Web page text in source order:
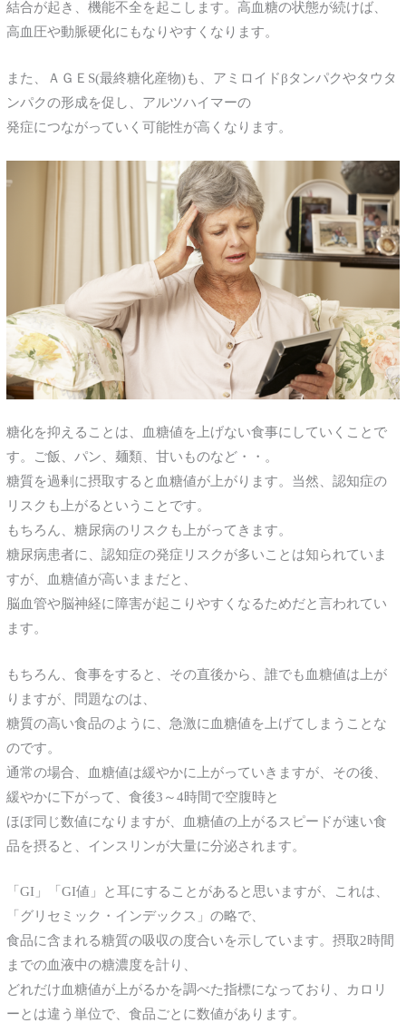
結合が起き、機能不全を起こします。高血糖の状態が続けば、
高血圧や動脈硬化にもなりやすくなります。
また、ＡＧＥS(最終糖化産物)も、アミロイドβタンパクやタウタ
ンパクの形成を促し、アルツハイマーの
発症につながっていく可能性が高くなります。
糖化を抑えることは、血糖値を上げない食事にしていくことで
す。ご飯、パン、麺類、甘いものなど・・。
糖質を過剰に摂取すると血糖値が上がります。当然、認知症の
リスクも上がるということです。
もちろん、糖尿病のリスクも上がってきます。
糖尿病患者に、認知症の発症リスクが多いことは知られていま
すが、血糖値が高いままだと、
脳血管や脳神経に障害が起こりやすくなるためだと言われてい
ます。
もちろん、食事をすると、その直後から、誰でも血糖値は上が
りますが、問題なのは、
糖質の高い食品のように、急激に血糖値を上げてしまうことな
のです。
通常の場合、血糖値は緩やかに上がっていきますが、その後、
緩やかに下がって、食後3～4時間で空腹時と
ほぼ同じ数値になりますが、血糖値の上がるスピードが速い食
品を摂ると、インスリンが大量に分泌されます。
「GI」「GI値」と耳にすることがあると思いますが、これは、
「グリセミック・インデックス」の略で、
食品に含まれる糖質の吸収の度合いを示しています。摂取2時間
までの血液中の糖濃度を計り、
どれだけ血糖値が上がるかを調べた指標になっており、カロリ
ーとは違う単位で、食品ごとに数値があります。